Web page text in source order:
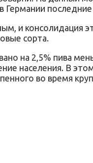
Германии
и консолидация
сорта.
на 2,5% пива
населения. В
во время